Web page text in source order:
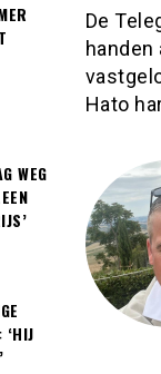
De
Hato
WEG
‘HIJ